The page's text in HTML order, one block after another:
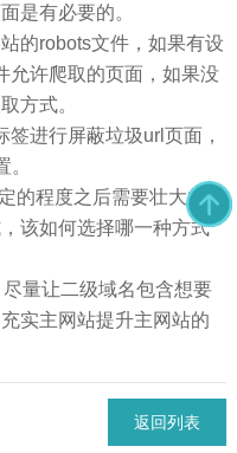
是有必要的。
的robots文件，如果有设
允许爬取的页面，如果没
方式。
进行屏蔽垃圾url页面，
的程度之后需要壮大的时
该如何选择哪一种方式
量让二级域名包含想要
实主网站提升主网站的
返回列表